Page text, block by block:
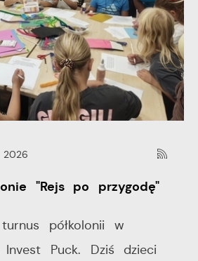
"Rejs po przygodę"
półkolonii w
Invest Puck. Dziś dzieci